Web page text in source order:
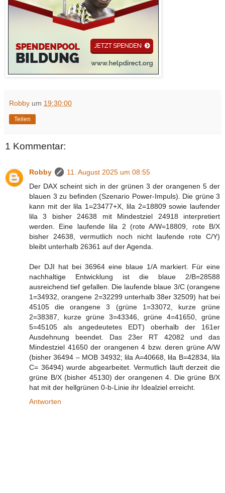
Robby um 19:30:00
Teilen
1 Kommentar:
Robby
11. August 2025 um 08:55
Der DAX scheint sich in der grünen 3 der orangenen 5 der
blauen 3 zu befinden (Szenario Power-Impuls). Die grüne 3
kann mit der lila 1=23477+X, lila 2=18809 sowie laufender
lila 3 bisher 24638 mit Mindestziel 24918 interpretiert
werden. Eine laufende lila 2 (rote A/W=18809, rote B/X
bisher 24638, vermutlich noch nicht laufende rote C/Y)
bleibt unterhalb 26361 auf der Agenda.
Der DJI hat bei 36964 eine blaue 1/A markiert. Für eine
nachhaltige Entwicklung ist die blaue 2/B=28588
ausreichend tief gefallen. Die laufende blaue 3/C (orangene
1=34932, orangene 2=32299 unterhalb 38er 32509) hat bei
45105 die orangene 3 (grüne 1=33072, kurze grüne
2=38387, kurze grüne 3=43346, grüne 4=41650, grüne
5=45105 als angedeutetes EDT) oberhalb der 161er
Ausdehnung beendet. Das 23er RT 42082 und das
Mindestziel 41650 der orangenen 4 bzw. deren grüne A/W
(bisher 36494 – MOB 34932; lila A=40668, lila B=42834, lila
C= 36494) wurde abgearbeitet. Vermutlich läuft derzeit die
grüne B/X (bisher 45130) der orangenen 4. Die grüne B/X
hat mit der hellgrünen 0-b-Linie ihr Idealziel erreicht.
Antworten